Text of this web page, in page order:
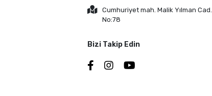
Cumhuriyet mah. Malik Yılman Cad.
No:78
Bizi Takip Edin